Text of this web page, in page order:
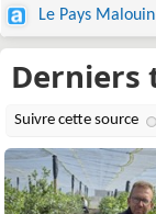
Le Pays Malouin